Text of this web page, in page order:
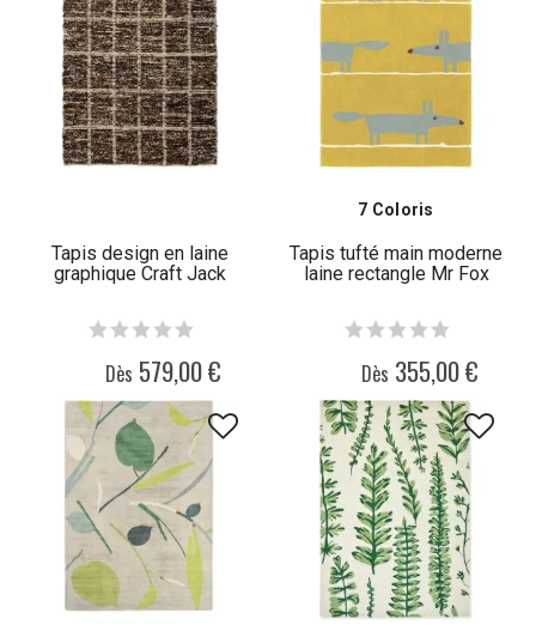
Tapis design en laine
graphique Craft Jack
Dès 579,00 €
7 Coloris
Tapis tufté main moderne
laine rectangle Mr Fox
Dès 355,00 €